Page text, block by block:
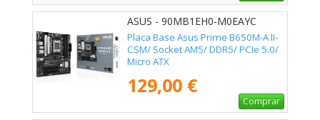
ASUS - 90MB1EH0-M0EAYC
Placa Base Asus Prime B650M-A II-
CSM/ Socket AM5/ DDR5/ PCIe 5.0/
Micro ATX
129,00 €
Comprar